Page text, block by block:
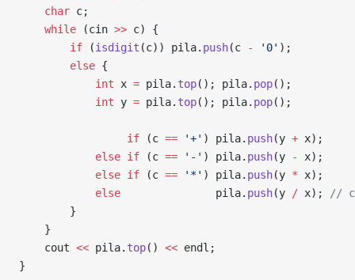
    char
c;
    while
(cin >> c) {
        if
(isdigit (c)) pila. push(c - '0' );
        else
{
            int
x = pila. top(); pila. pop();
            int
y = pila. top(); pila. pop();
                 if
(c == '+' ) pila. push(y + x);
            else
if (c == '-' ) pila. push(y -
x);
            else
if (c == '*' ) pila. push(y * x);
            else
               pila.
push(y / x);
//
        }
    }
    cout
<< pila. top() << endl;
}